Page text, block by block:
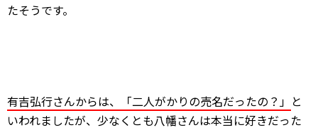
たそうです。
有吉弘行さんからは、「二人がかりの売名だったの？」 と
いわれましたが、少なくとも八幡さんは本当に好きだった